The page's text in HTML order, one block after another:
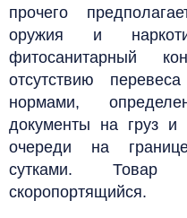
прочего
оружия и
фитосанитарный
отсутствию
нормами,
документы на груз и
очереди на
сутками.
скоропортящийся.